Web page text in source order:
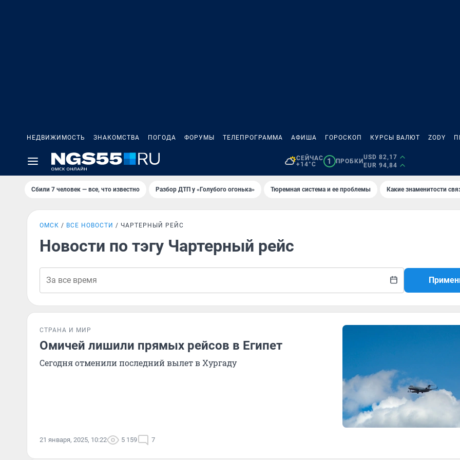
НЕДВИЖИМОСТЬ ЗНАКОМСТВА ПОГОДА ФОРУМЫ ТЕЛЕПРОГРАММА АФИША ГОРОСКОП КУРСЫ ВАЛЮТ ZODY
СЕЙЧАС
+14°C
1 ПРОБКИ
USD 82,17
EUR 94,84
Сбили 7 человек — все, что известно Разбор ДТП у «Голубого огонька» Тюремная система и ее проблемы Какие знаменитости
ОМСК ВСЕ НОВОСТИ ЧАРТЕРНЫЙ РЕЙС
Новости по тэгу Чартерный рейс
СТРАНА И МИР
Омичей лишили прямых рейсов в Египет
Сегодня отменили последний вылет в Хургаду
21 января, 2025, 10:22 5 159 7